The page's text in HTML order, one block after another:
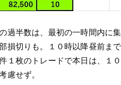
過半数は、最初の一時間内に
損切りも。１０時以降昼前ま
１枚のトレードで本日は、１
慮せず。